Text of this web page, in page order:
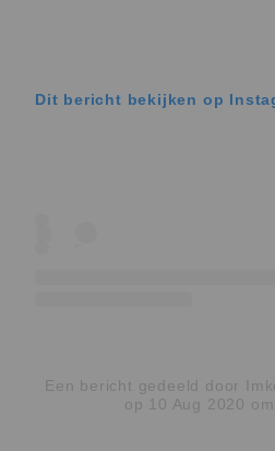
Dit bericht bekijken op
Een bericht gedeeld door
op 10 Aug 2020